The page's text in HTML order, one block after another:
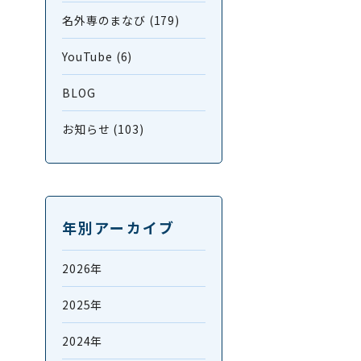
名外専のまなび (179)
YouTube (6)
BLOG
お知らせ (103)
年別アーカイブ
2026年
2025年
2024年